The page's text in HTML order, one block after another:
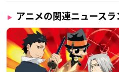
アニメの関連ニュースラ